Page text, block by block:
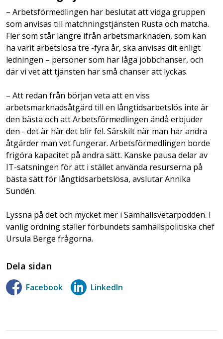
– Arbetsförmedlingen har beslutat att vidga gruppen
som anvisas till matchningstjänsten Rusta och matcha.
Fler som står längre ifrån arbetsmarknaden, som kan
ha varit arbetslösa tre -fyra år, ska anvisas dit enligt
ledningen – personer som har låga jobbchanser, och
där vi vet att tjänsten har små chanser att lyckas.
– Att redan från början veta att en viss
arbetsmarknadsåtgärd till en långtidsarbetslös inte är
den bästa och att Arbetsförmedlingen ändå erbjuder
den - det är här det blir fel. Särskilt när man har andra
åtgärder man vet fungerar. Arbetsförmedlingen borde
frigöra kapacitet på andra sätt. Kanske pausa delar av
IT-satsningen för att i stället använda resurserna på
bästa sätt för långtidsarbetslösa, avslutar Annika
Sundén.
Lyssna på det och mycket mer i Samhällsvetarpodden. I
vanlig ordning ställer förbundets samhällspolitiska chef
Ursula Berge frågorna.
Dela sidan
Facebook LinkedIn